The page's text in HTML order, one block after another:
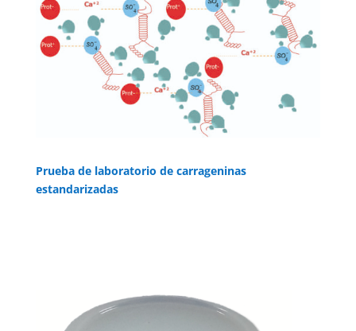
Prueba de laboratorio de carrageninas
estandarizadas